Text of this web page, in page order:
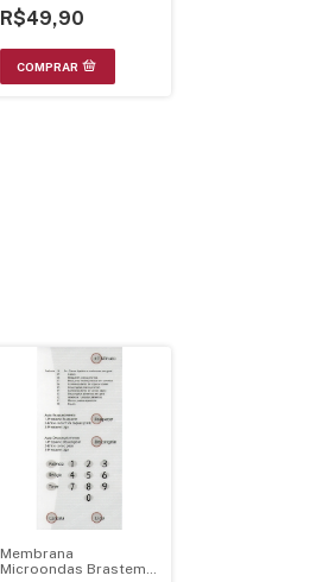
R$49,90
Membrana
Microondas Brastemp